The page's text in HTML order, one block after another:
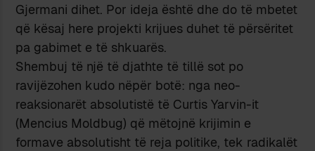
Gjermani dihet. Por ideja është dhe do të mbetet
që kësaj here projekti krijues duhet të përsëritet
pa gabimet e të shkuarës.
Shembuj të një të djathte të tillë sot po
ravijëzohen kudo nëpër botë: nga neo-
reaksionarët absolutistë të Curtis Yarvin-it
(Mencius Moldbug) që mëtojnë krijimin e
formave absolutisht të reja politike, tek radikalët